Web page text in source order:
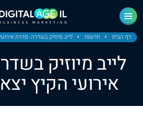
דף הבית חדשות לייב מיוזיק בשדרה: סדרת
לייב מיוזיק
אירועי הקיץ
ראשי
חדשות
מחוז צפון
מחוז חיפה
מחוז מרכז